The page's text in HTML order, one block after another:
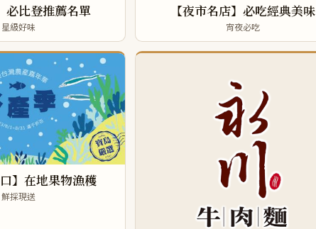
必比登推薦名單
星級好味
【夜市名店】必吃經典美味
宵夜必吃
】在地果物漁穫
鮮採現送